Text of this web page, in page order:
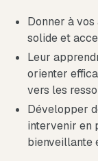
Donner à
solide et
Leur
orienter
vers les
Développer
intervenir en
bienveillante